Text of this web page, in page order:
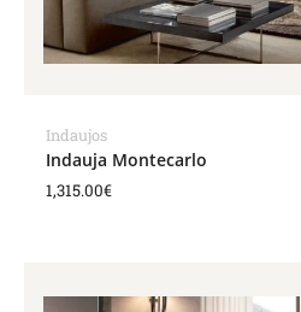
Indaujos
Indauja Montecarlo
1,315.00€